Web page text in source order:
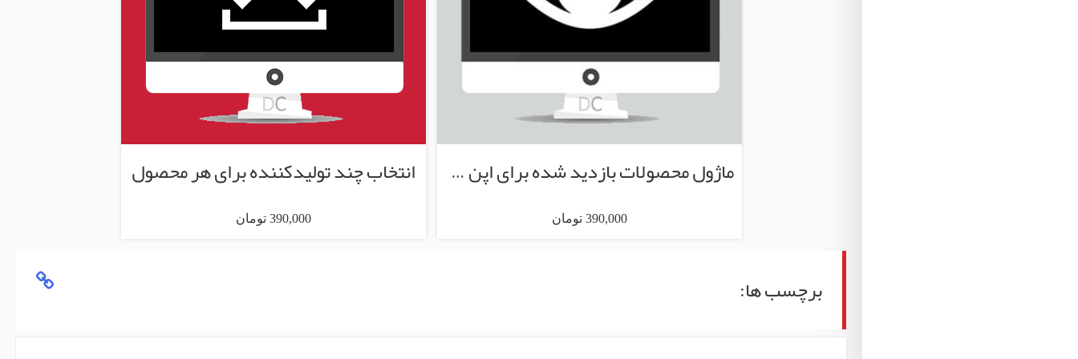
ماژول محصولات بازدید شده برای اپن کارت
390,000 تومان
انتخاب چند تولیدکننده برای هر محصول
390,000 تومان
برچسب ها: